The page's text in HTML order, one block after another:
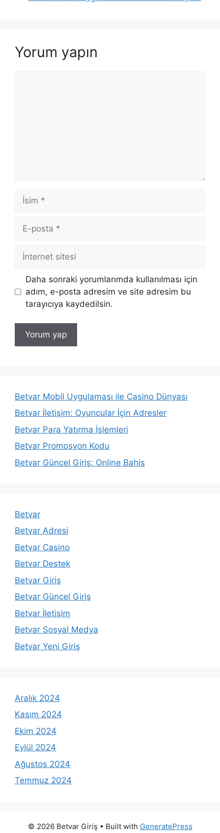
Yorum yapın
İsim
posta
İnternet
Daha sonraki yorumlarımda kullanılması için
adım, e-posta adresim ve site adresim bu
tarayıcıya kaydedilsin.
Betvar Mobil Uygulaması ile Casino Dünyası
Betvar İletişim: Oyuncular İçin Adresler
Betvar Para Yatırma İşlemleri
Betvar Promosyon Kodu
Betvar Güncel Giriş: Online Bahis
Betvar
Betvar Adresi
Betvar Casino
Betvar Destek
Betvar Giriş
Betvar Güncel Giriş
Betvar İletişim
Betvar Sosyal Medya
Betvar Yeni Giriş
Aralık 2024
Kasım 2024
Ekim 2024
Eylül 2024
Ağustos 2024
Temmuz 2024
© 2026 Betvar Giriş • Built with GeneratePress